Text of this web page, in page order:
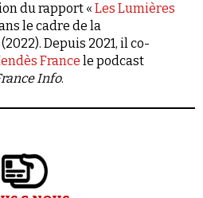
du rapport « Les Lumières
le cadre de la
Depuis 2021, il co-
France le podcast
Info.